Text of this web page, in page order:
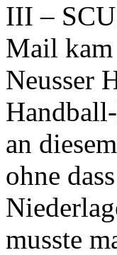
III –
Mail kam
Neusser
an
ohne
musste